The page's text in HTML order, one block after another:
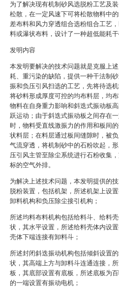
为了解决现有机制砂风选脱粉工艺及
松散，在一定风速下可将松散物料中
差布料和风力穿透组合选粉组合工艺
料或瀑状布料，设计了一种超低能耗
发明内容
本发明要解决的技术问题就是克服上
耗、重污染的缺陷，提供一种干法制
振和负压引风扫选的工艺，先将待选
将砂料形成厚度可控的均布料层，均
物料在自身重力影响和斜迭式振动板
跃运动；由于斜迭式振动板之间存在
时，物料受直线激振力的作用和板间
状料层；在料层通过板间缝隙时，被
气流穿透，将机制砂中的石粉吹起，
压引风主管至除尘系统进行石粉收集
标的空气外排。
为解决上述技术问题，本发明提供的
脱粉装置，包括机架，所述机架上设
卸料机构和负压除尘接引机构；
所述均料布料机构包括给料斗、给料
状，其水平设置，所述给料壳体内设
壳体下端连接有卸料斗；
所述封闭斜迭振动机构包括倾斜设置
状，其高端上方与卸料斗连通连接，
板，其底部设置有底板，所述底板为
的一端设置有振动电机；